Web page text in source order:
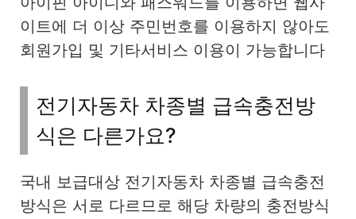
이트에 더 이상 주민번호를 이용하지 않아도
회원가입 및 기타서비스 이용이 가능합니다
전기자동차 차종별 급속충전방
식은 다른가요?
국내 보급대상 전기자동차 차종별 급속충전
방식은 서로 다르므로 해당 차량의 충전방식